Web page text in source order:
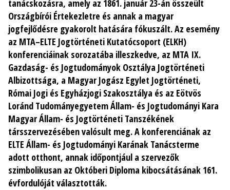
tanácskozásra, amely az 1861. január 23-án összeült
Országbírói Értekezletre és annak a magyar
jogfejlődésre gyakorolt hatására fókuszált. Az esemény
az MTA–ELTE Jogtörténeti Kutatócsoport (ELKH)
konferenciáinak sorozatába illeszkedve, az MTA IX.
Gazdaság- és Jogtudományok Osztálya Jogtörténeti
Albizottsága, a Magyar Jogász Egylet Jogtörténeti,
Római Jogi és Egyházjogi Szakosztálya és az Eötvös
Loránd Tudományegyetem Állam- és Jogtudományi Kara
Magyar Állam- és Jogtörténeti Tanszékének
társszervezésében valósult meg. A konferenciának az
ELTE Állam- és Jogtudományi Karának Tanácsterme
adott otthont, annak időpontjául a szervezők
szimbolikusan az Októberi Diploma kibocsátásának 161.
évfordulóját választották.